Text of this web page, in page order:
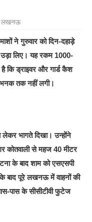
,लखनऊ
ने गुरुवार को दिन-दहाड़े
लिए। यह रकम 1000-
है कि ड्राइवर और गार्ड कैश
तक नहीं लगी।
भागते दिखा। उन्होंने
कोतवाली से महज 40 मीटर
के बाद शाम को एसएसपी
बाद पूरे लखनऊ में वाहनों की
पास के सीसीटीवी फुटेज